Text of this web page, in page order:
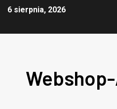
6 sierpnia, 2026